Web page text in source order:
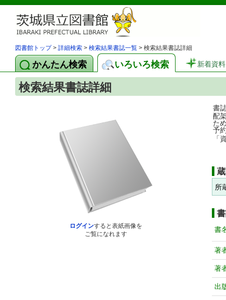
図書館トップ> 詳細検索 > 検索結果書誌一覧 > 検索結果書誌詳細
かんたん検索 いろいろ検索 新着資料
検索結果書誌詳細
ログインすると表紙画像を
ご覧になれます
書
配
た
予
「
所
書
著
著
出